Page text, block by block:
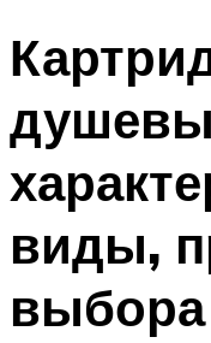
Меню
виды,